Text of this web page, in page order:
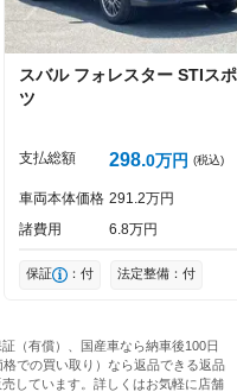
スバル フォレスター STIス
ツ
支払総額 298 0万円 (税込)
車両本体価格 291 2万円
諸費用
6 8万円
保証 ：付 法定整備：付
（有償）、国産車なら納車後100日
での買い取り）なら返品できる返品
しています。詳しくはお気軽に店舗